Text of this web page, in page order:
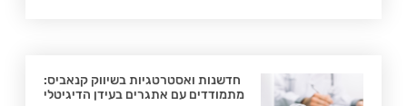
חדשנות ואסטרטגיות בשיווק קנאביס:
מתמודדים עם אתגרים בעידן הדיגיטלי